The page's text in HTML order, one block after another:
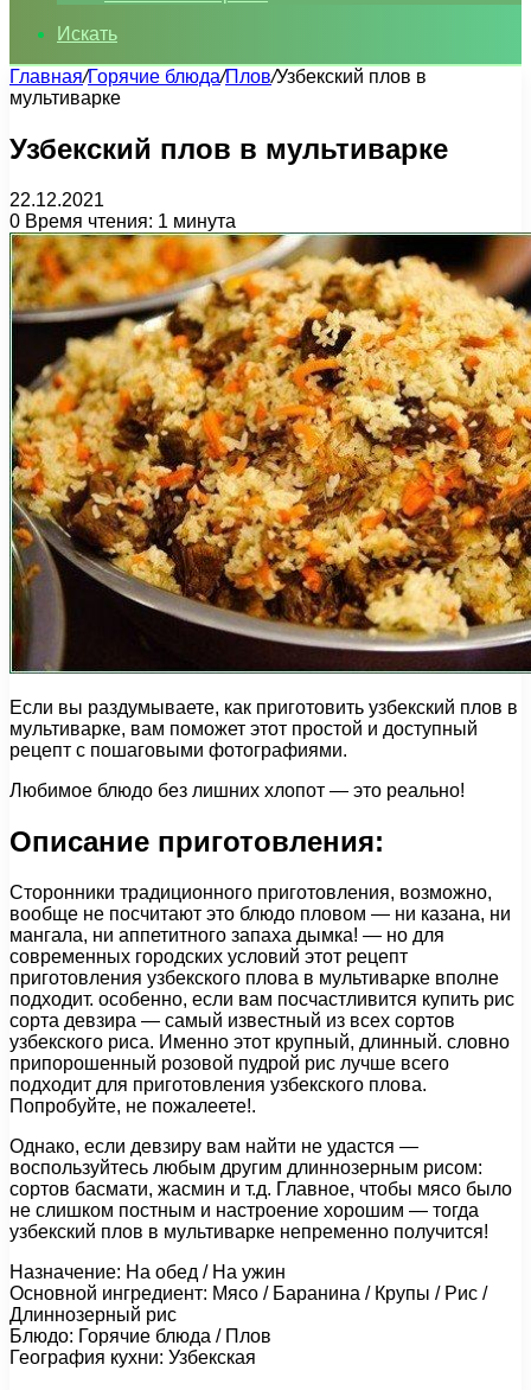
Искать
Главная/Горячие блюда/Плов/Узбекский плов в
мультиварке
Узбекский плов в мультиварке
22.12.2021
0 Время чтения: 1 минута
Если вы раздумываете, как приготовить узбекский плов в
мультиварке, вам поможет этот простой и доступный
рецепт с пошаговыми фотографиями.
Любимое блюдо без лишних хлопот — это реально!
Описание приготовления:
Сторонники традиционного приготовления, возможно,
вообще не посчитают это блюдо пловом — ни казана, ни
мангала, ни аппетитного запаха дымка! — но для
современных городских условий этот рецепт
приготовления узбекского плова в мультиварке вполне
подходит. особенно, если вам посчастливится купить рис
сорта девзира — самый известный из всех сортов
узбекского риса. Именно этот крупный, длинный. словно
припорошенный розовой пудрой рис лучше всего
подходит для приготовления узбекского плова.
Попробуйте, не пожалеете!.
Однако, если девзиру вам найти не удастся —
воспользуйтесь любым другим длиннозерным рисом:
сортов басмати, жасмин и т.д. Главное, чтобы мясо было
не слишком постным и настроение хорошим — тогда
узбекский плов в мультиварке непременно получится!
Назначение: На обед / На ужин
Основной ингредиент: Мясо / Баранина / Крупы / Рис /
Длиннозерный рис
Блюдо: Горячие блюда / Плов
География кухни: Узбекская